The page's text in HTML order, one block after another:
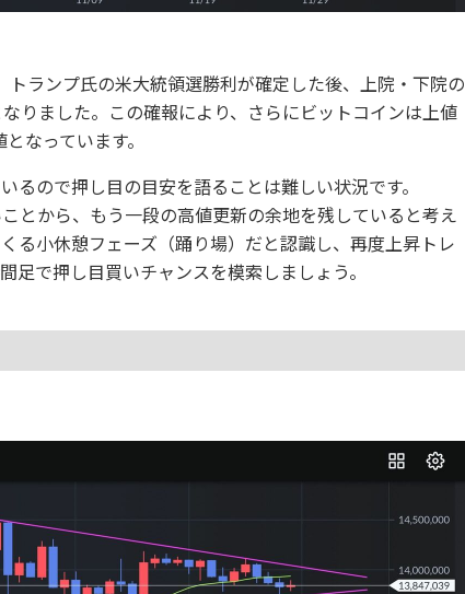
トランプ氏の米大統領選勝利が確定した後、上院・下院の
りました。この確報により、さらにビットコインは上値
なっています。
るので押し目の目安を語ることは難しい状況です。
とから、もう一段の高値更新の余地を残していると考え
る小休憩フェーズ（踊り場）だと認識し、再度上昇トレ
足で押し目買いチャンスを模索しましょう。